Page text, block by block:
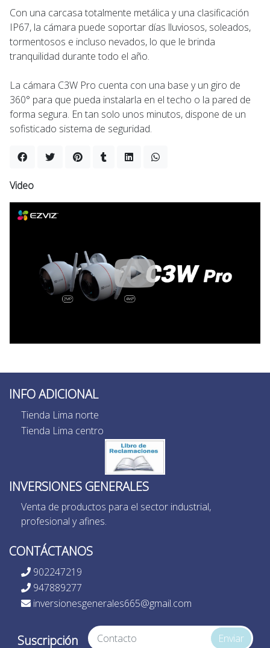
Con una carcasa totalmente metálica y una clasificación
IP67, la cámara puede soportar días lluviosos, soleados,
tormentosos e incluso nevados, lo que le brinda
tranquilidad durante todo el año.
La cámara C3W Pro cuenta con una base y un giro de
360° para que pueda instalarla en el techo o la pared de
forma segura. En tan solo unos minutos, dispone de un
sofisticado sistema de seguridad.
Video
INFO ADICIONAL
Tienda Lima norte
Tienda Lima centro
INVERSIONES GENERALES
Venta de productos para el sector industrial,
profesional y afines.
CONTÁCTANOS
902247219
947889277
inversionesgenerales665@gmail.com
Suscripción Enviar